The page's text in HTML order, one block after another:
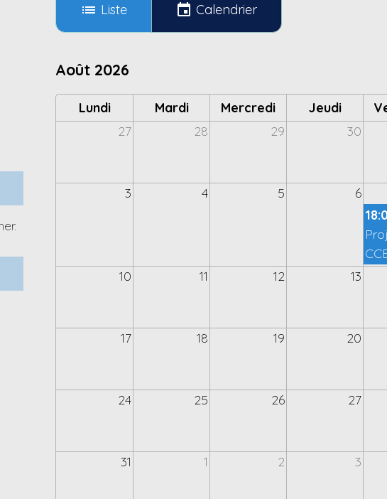
Liste Calendrier
Août 2026
Lundi Mardi Mercredi Jeudi
27
28 29 30
3 4 5 6
10 11 12 13
17 18 19 20
24 25 26 27
31 1 2 3